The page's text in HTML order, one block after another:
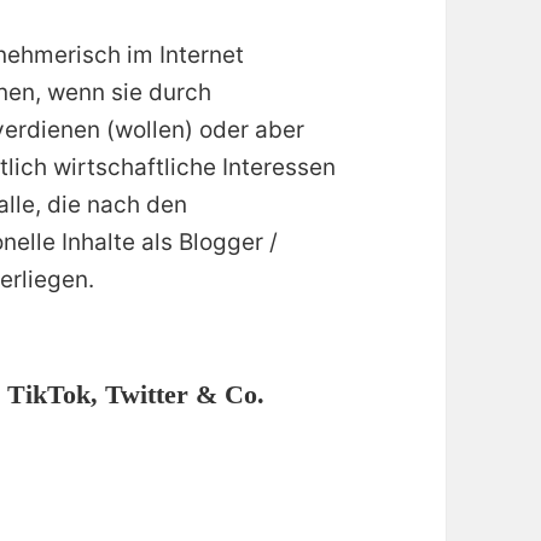
im Internet
wenn sie durch
(wollen) oder aber
wirtschaftliche Interessen
die nach den
Inhalte als Blogger /
TikTok, Twitter & Co.